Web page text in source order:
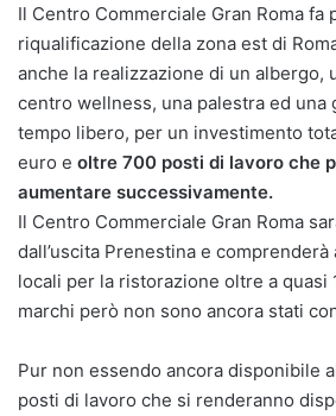
Il Centro Commerciale Gran Roma
riqualificazione della zona est di
anche la realizzazione di un albergo,
centro wellness, una palestra ed una
tempo libero, per un investimento
euro e oltre 700 posti di lavoro che
aumentare successivamente.
Il Centro Commerciale Gran Roma
dall’uscita Prenestina e
locali per la ristorazione oltre a quasi
marchi però non sono ancora stati
Pur non essendo ancora disponibile
posti di lavoro che si renderanno